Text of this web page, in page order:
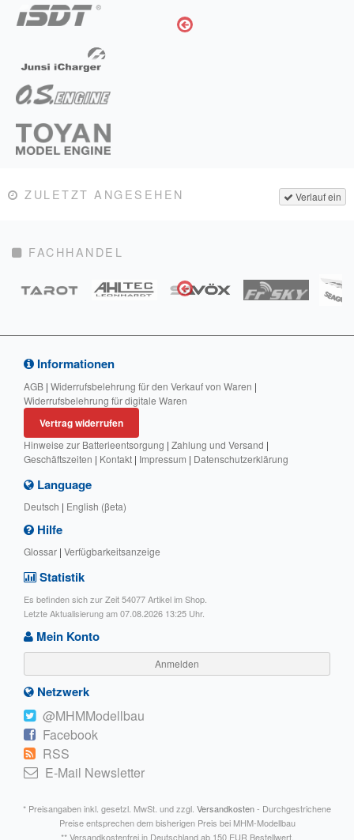
Verlauf ein
ZULETZT ANGESEHEN
FACHHANDEL
Informationen
AGB | Widerrufsbelehrung für den Verkauf von Waren |
Widerrufsbelehrung für digitale Waren
Vertrag widerrufen
Hinweise zur Batterieentsorgung | Zahlung und Versand |
Geschäftszeiten | Kontakt | Impressum | Datenschutzerklärung
Language
Deutsch | English (βeta)
Hilfe
Glossar | Verfügbarkeitsanzeige
Statistik
Es befinden sich zur Zeit 54077 Artikel im Shop.
Letzte Aktualisierung am 07.08.2026 13:25 Uhr.
Mein Konto
Anmelden
Netzwerk
@MHMModellbau
Facebook
RSS
E-Mail Newsletter
* Preisangaben inkl. gesetzl. MwSt. und zzgl. Versandkosten- Durchgestrichene
Preise entsprechen dem bisherigen Preis bei MHM-Modellbau
** Versandkostenfrei in Deutschland ab 150 EUR Bestellwert.